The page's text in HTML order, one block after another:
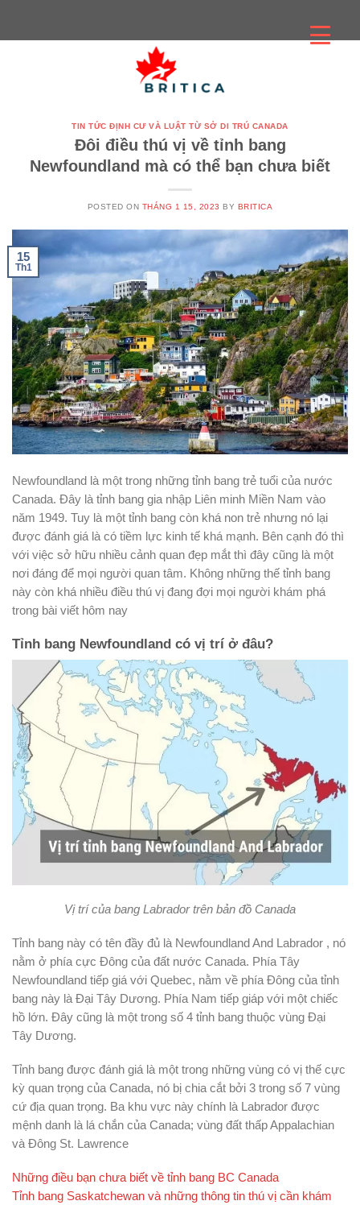
TIN TỨC ĐỊNH CƯ VÀ LUẬT TỪ SỞ DI TRÚ CANADA
Đôi điều thú vị về tỉnh bang
Newfoundland mà có thể bạn chưa biết
POSTED ON THÁNG 1 15, 2023 BY BRITICA
15
Th1
Newfoundland là một trong những tỉnh bang trẻ tuổi của nước
Canada. Đây là tỉnh bang gia nhập Liên minh Miền Nam vào
năm 1949. Tuy là một tỉnh bang còn khá non trẻ nhưng nó lại
được đánh giá là có tiềm lực kinh tế khá mạnh. Bên cạnh đó thì
với việc sở hữu nhiều cảnh quan đẹp mắt thì đây cũng là một
nơi đáng để mọi người quan tâm. Không những thế tỉnh bang
này còn khá nhiều điều thú vị đang đợi mọi người khám phá
trong bài viết hôm nay
Tỉnh bang Newfoundland có vị trí ở đâu?
Vị trí của bang Labrador trên bản đồ Canada
Tỉnh bang này có tên đầy đủ là Newfoundland And Labrador , nó
nằm ở phía cực Đông của đất nước Canada. Phía Tây
Newfoundland tiếp giá với Quebec, nằm về phía Đông của tỉnh
bang này là Đại Tây Dương. Phía Nam tiếp giáp với một chiếc
hồ lớn. Đây cũng là một trong số 4 tỉnh bang thuộc vùng Đại
Tây Dương.
Tỉnh bang được đánh giá là một trong những vùng có vị thế cực
kỳ quan trọng của Canada, nó bị chia cắt bởi 3 trong số 7 vùng
cứ địa quan trọng. Ba khu vực này chính là Labrador được
mệnh danh là lá chắn của Canada; vùng đất thấp Appalachian
và Đông St. Lawrence
Những điều bạn chưa biết về tỉnh bang BC Canada
Tỉnh bang Saskatchewan và những thông tin thú vị cần khám